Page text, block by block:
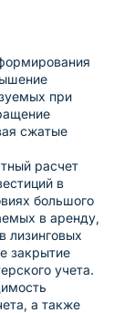
при
сжатые
расчет
в
большого
в аренду,
лизинговых
закрытие
учета.
а также